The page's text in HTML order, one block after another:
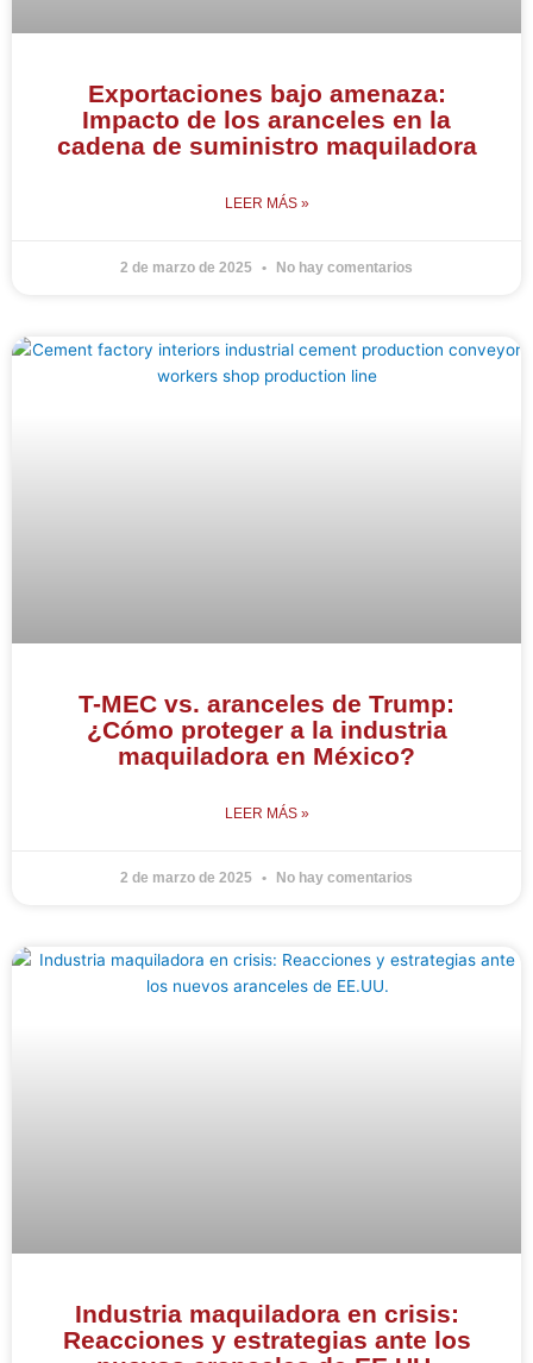
Exportaciones bajo amenaza:
Impacto de los aranceles en la
cadena de suministro maquiladora
LEER MÁS »
2 de marzo de 2025 No hay comentarios
T-MEC vs. aranceles de Trump:
¿Cómo proteger a la industria
maquiladora en México?
LEER MÁS »
2 de marzo de 2025 No hay comentarios
Industria maquiladora en crisis:
Reacciones y estrategias ante los